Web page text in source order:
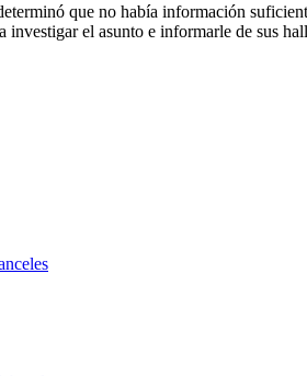
que no había información
el asunto e informarle de sus